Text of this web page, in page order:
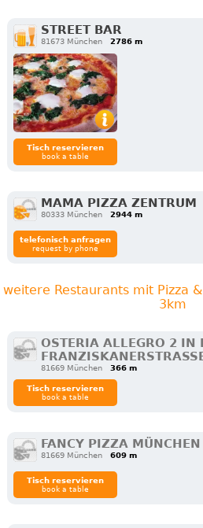
STREET BAR
81673 München 2786 m
Tisch reservieren
book a table
MAMA PIZZA ZENTRUM
80333 München 2944 m
telefonisch anfragen
request by phone
weitere Restaurants mit Pizza
3km
OSTERIA ALLEGRO 2 IN
81669 München 366 m
Tisch reservieren
book a table
FANCY PIZZA MÜNCHEN
81669 München 609 m
Tisch reservieren
book a table